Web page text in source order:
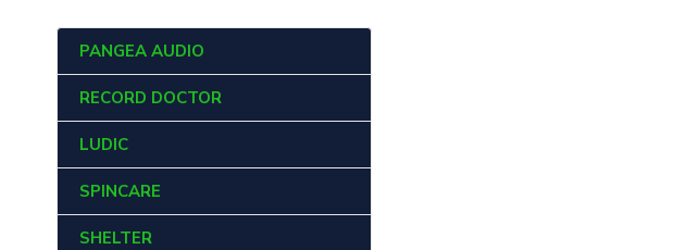
PANGEA AUDIO
RECORD DOCTOR
LUDIC
SPINCARE
SHELTER